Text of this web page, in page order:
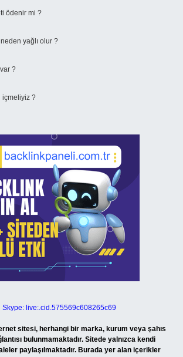
ödenir mi ?
yağlı olur ?
?
içmeliyiz ?
Skype: live:.cid.575569c608265c69
sitesi, herhangi bir marka, kurum veya şahıs
bulunmamaktadır. Sitede yalnızca kendi
paylaşılmaktadır. Burada yer alan içerikler